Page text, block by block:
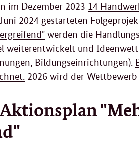
im Dezember 2023 14
2024 gestarteten
werden die
weiterentwickelt und
Bildungseinrichtungen).
2026 wird der